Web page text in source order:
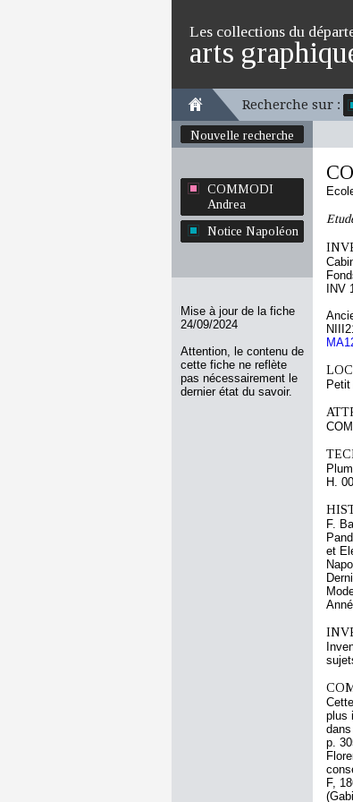
Les collections du
arts
Recherche sur :
Nouvelle recherche
COMMODI
Andrea
Notice Napoléon
Mise à jour de la fiche
24/09/2024
Attention, le contenu de
cette fiche ne reflète
pas nécessairement le
dernier état du savoir.
INV
H.
F.
et
plus
p.
F,